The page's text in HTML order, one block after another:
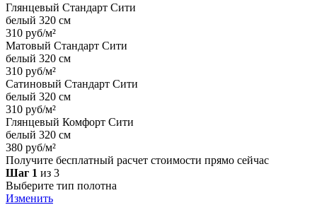
Глянцевый Стандарт Сити
белый 320 см
310 руб/м²
Матовый Стандарт Сити
белый 320 см
310 руб/м²
Сатиновый Стандарт Сити
белый 320 см
310 руб/м²
Глянцевый Комфорт Сити
белый 320 см
380 руб/м²
Получите бесплатный расчет стоимости прямо сейчас
Шаг 1 из 3
Выберите тип полотна
Изменить